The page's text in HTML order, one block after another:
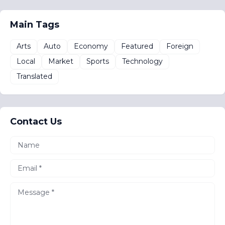
Main Tags
Arts Auto Economy Featured
Foreign
Local
Market Sports
Technology
Translated
Contact Us